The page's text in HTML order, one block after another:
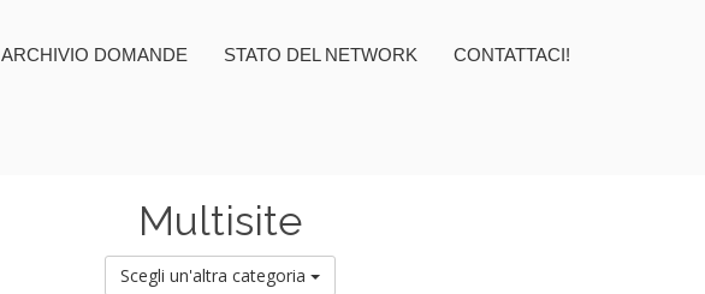
ARCHIVIO DOMANDE STATO DEL NETWORK CONTATTACI!
Multisite
Scegli un'altra categoria